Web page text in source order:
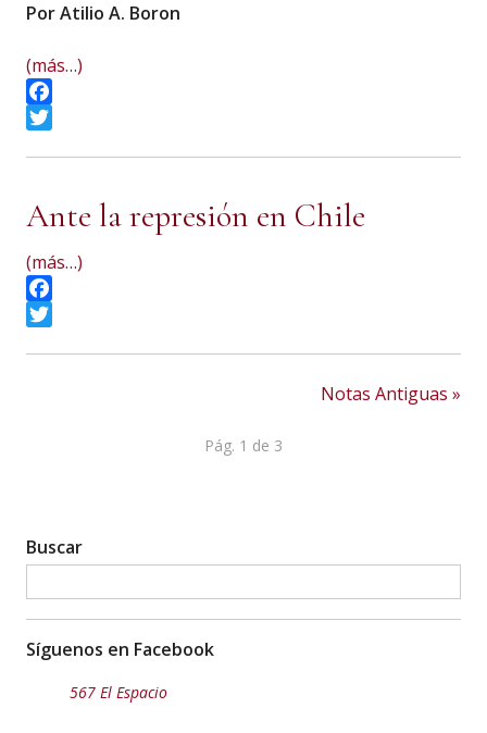
Por Atilio A. Boron
(más…)
Facebook
Ante la represión en Chile
(más…)
Facebook
Notas Antiguas »
Pág. 1 de 3
Buscar
Síguenos en Facebook
567 El Espacio